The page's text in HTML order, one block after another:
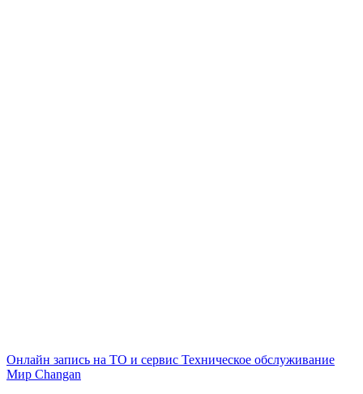
Онлайн запись на ТО и сервис Техническое обслуживание
Мир Changan